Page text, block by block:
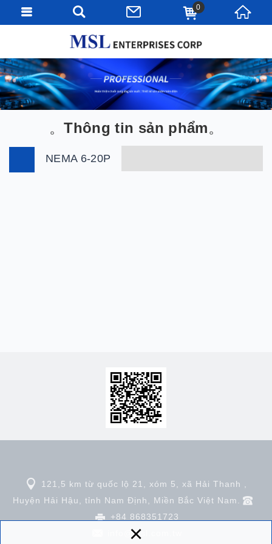
×
Thông tin sản phẩm
NEMA 6-20P
121,5 km từ quốc lộ 21, xóm 5, xã Hải Thanh ,
Huyện Hải Hậu, tỉnh Nam Định, Miền Bắc Việt Nam.
+84 868351723
@msl.com.tw
0